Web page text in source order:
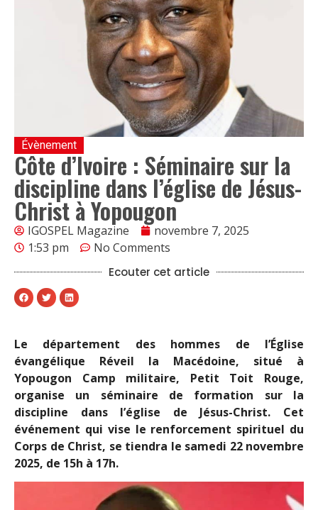
Évènement
Côte d’Ivoire : Séminaire sur la
discipline dans l’église de Jésus-
Christ à Yopougon
IGOSPEL Magazine
novembre 7, 2025
1:53 pm
No Comments
Ecouter cet article
Le département des hommes de l’Église
évangélique Réveil la Macédoine, situé à
Yopougon Camp militaire, Petit Toit Rouge,
organise un séminaire de formation sur la
discipline dans l’église de Jésus-Christ. Cet
événement qui vise le renforcement spirituel du
Corps de Christ, se tiendra le samedi 22 novembre
2025, de 15h à 17h.